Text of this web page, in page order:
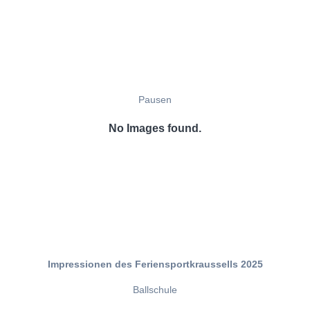
Pausen
No Images found.
Impressionen des Feriensportkraussells 2025
Ballschule